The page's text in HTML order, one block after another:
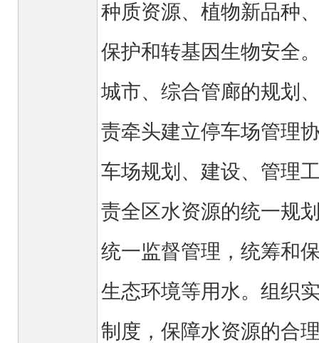
种质资源、植物新品种
保护和转基因生物安
城市、综合管廊的规划
责牵头建立停车场管理
车场规划、建设、管
责全区水资源的统一规
统一监督管理，统筹和
生态环境等用水。组织
制度，保障水资源的合